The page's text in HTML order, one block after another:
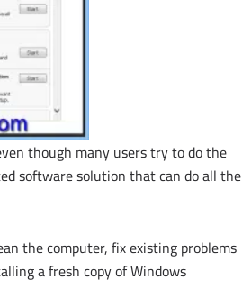
though many users try to do the
software solution that can do all the
the computer, fix existing problems
a fresh copy of Windows.